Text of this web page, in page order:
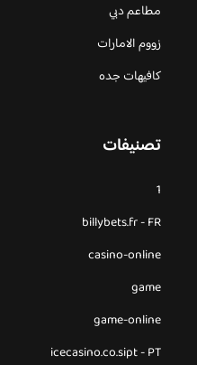
مطاعم دبي
زووم الامارات
كافيهات جده
تصنيفات
1
billybets.fr - FR
casino-online
game
game-online
icecasino.co.sipt - PT